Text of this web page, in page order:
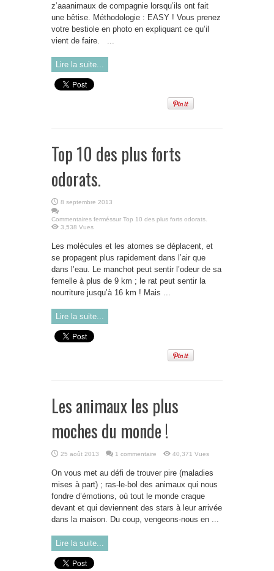
z’aaanimaux de compagnie lorsqu’ils ont fait
une bêtise. Méthodologie : EASY ! Vous prenez
votre bestiole en photo en expliquant ce qu’il
vient de faire. ...
Lire la suite...
Top 10 des plus forts
odorats.
8 septembre 2013
Commentaires ferméssur Top 10 des plus forts odorats.
3,538 Vues
Les molécules et les atomes se déplacent, et
se propagent plus rapidement dans l’air que
dans l’eau. Le manchot peut sentir l’odeur de sa
femelle à plus de 9 km ; le rat peut sentir la
nourriture jusqu’à 16 km ! Mais ...
Lire la suite...
Les animaux les plus
moches du monde !
25 août 2013 1 commentaire 40,371 Vues
On vous met au défi de trouver pire (maladies
mises à part) ; ras-le-bol des animaux qui nous
fondre d’émotions, où tout le monde craque
devant et qui deviennent des stars à leur arrivée
dans la maison. Du coup, vengeons-nous en ...
Lire la suite...